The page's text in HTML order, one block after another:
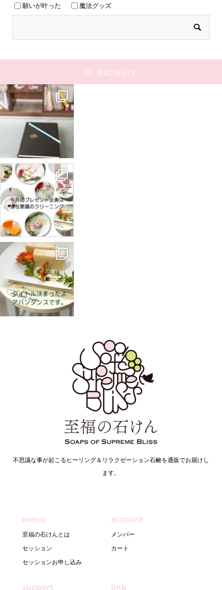
願いが叶った
魔法グッズ
至福の石けん
不思議な事が起こるヒーリング＆リラクゼーション石鹸を通販でお届けし
ます。
menu
至福の石けんとは
セッション
セッションお申し込み
account
メンバー
カート
support link